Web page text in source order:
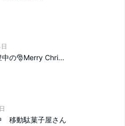
の🎅Merry Chri...
移動駄菓子屋さん